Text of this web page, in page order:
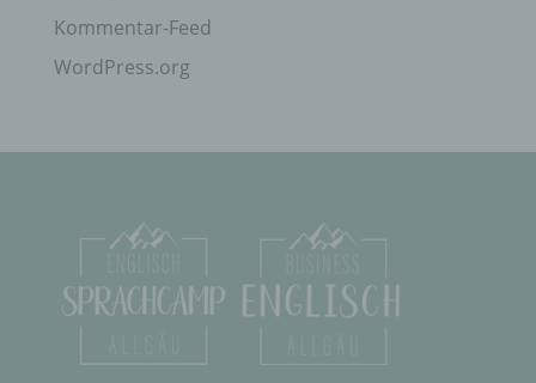
Kommentar-Feed
WordPress.org
Rahmen eines bestimmten Untersuchungsauftrags
nach dem Unionsrecht oder dem Recht der
personenbezogene Daten erhalten, gelten jedoch
nicht als Empfänger.